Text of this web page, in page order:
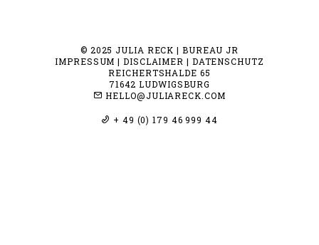
fotografie
© 2025 JULIA RECK | BUREAU JR
IMPRESSUM | DISCLAIMER | DATENSCHUTZ
REICHERTSHALDE 65
71642 LUDWIGSBURG
HELLO@JULIARECK.COM
+ 49 (0) 179 46 999 44